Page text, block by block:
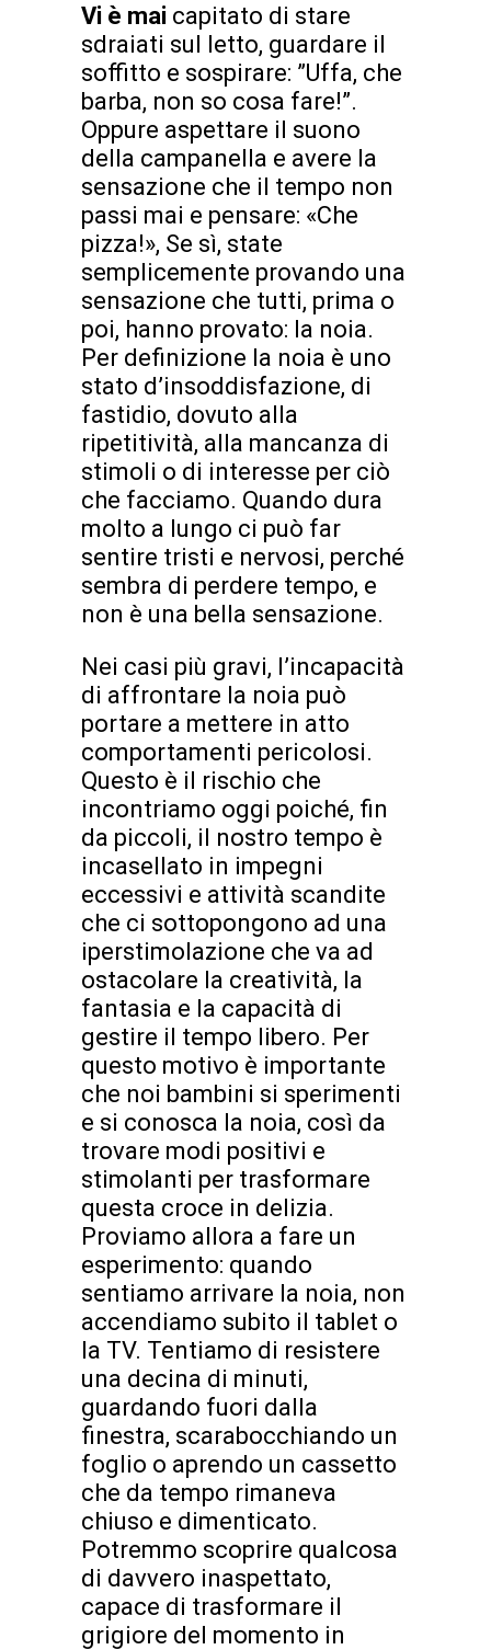
Vi è mai capitato di stare
sdraiati sul letto, guardare il
soffitto e sospirare: ”Uffa, che
barba, non so cosa fare!”.
Oppure aspettare il suono
della campanella e avere la
sensazione che il tempo non
passi mai e pensare: «Che
pizza!», Se sì, state
semplicemente provando una
sensazione che tutti, prima o
poi, hanno provato: la noia.
Per definizione la noia è uno
stato d’insoddisfazione, di
fastidio, dovuto alla
ripetitività, alla mancanza di
stimoli o di interesse per ciò
che facciamo. Quando dura
molto a lungo ci può far
sentire tristi e nervosi, perché
sembra di perdere tempo, e
non è una bella sensazione.
Nei casi più gravi, l’incapacità
di affrontare la noia può
portare a mettere in atto
comportamenti pericolosi.
Questo è il rischio che
incontriamo oggi poiché, fin
da piccoli, il nostro tempo è
incasellato in impegni
eccessivi e attività scandite
che ci sottopongono ad una
iperstimolazione che va ad
ostacolare la creatività, la
fantasia e la capacità di
gestire il tempo libero. Per
questo motivo è importante
che noi bambini si sperimenti
e si conosca la noia, così da
trovare modi positivi e
stimolanti per trasformare
questa croce in delizia.
Proviamo allora a fare un
esperimento: quando
sentiamo arrivare la noia, non
accendiamo subito il tablet o
la TV. Tentiamo di resistere
una decina di minuti,
guardando fuori dalla
finestra, scarabocchiando un
foglio o aprendo un cassetto
che da tempo rimaneva
chiuso e dimenticato.
Potremmo scoprire qualcosa
di davvero inaspettato,
capace di trasformare il
grigiore del momento in